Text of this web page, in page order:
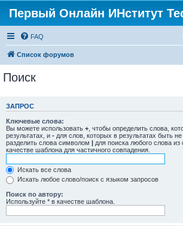
Первый Онлайн ИНститут
FAQ
Список форумов
Поиск
ЗАПРОС
Ключевые слова:
Вы можете использовать + , чтобы определить слова,
результатах, и - для слов, которых в результатах быть
разделить слова символом | для поиска любого слова из
качестве шаблона для частичного совпадения.
Искать все слова
Искать любое слово/поиск с языком запросов
Поиск по автору:
Используйте * в качестве шаблона.